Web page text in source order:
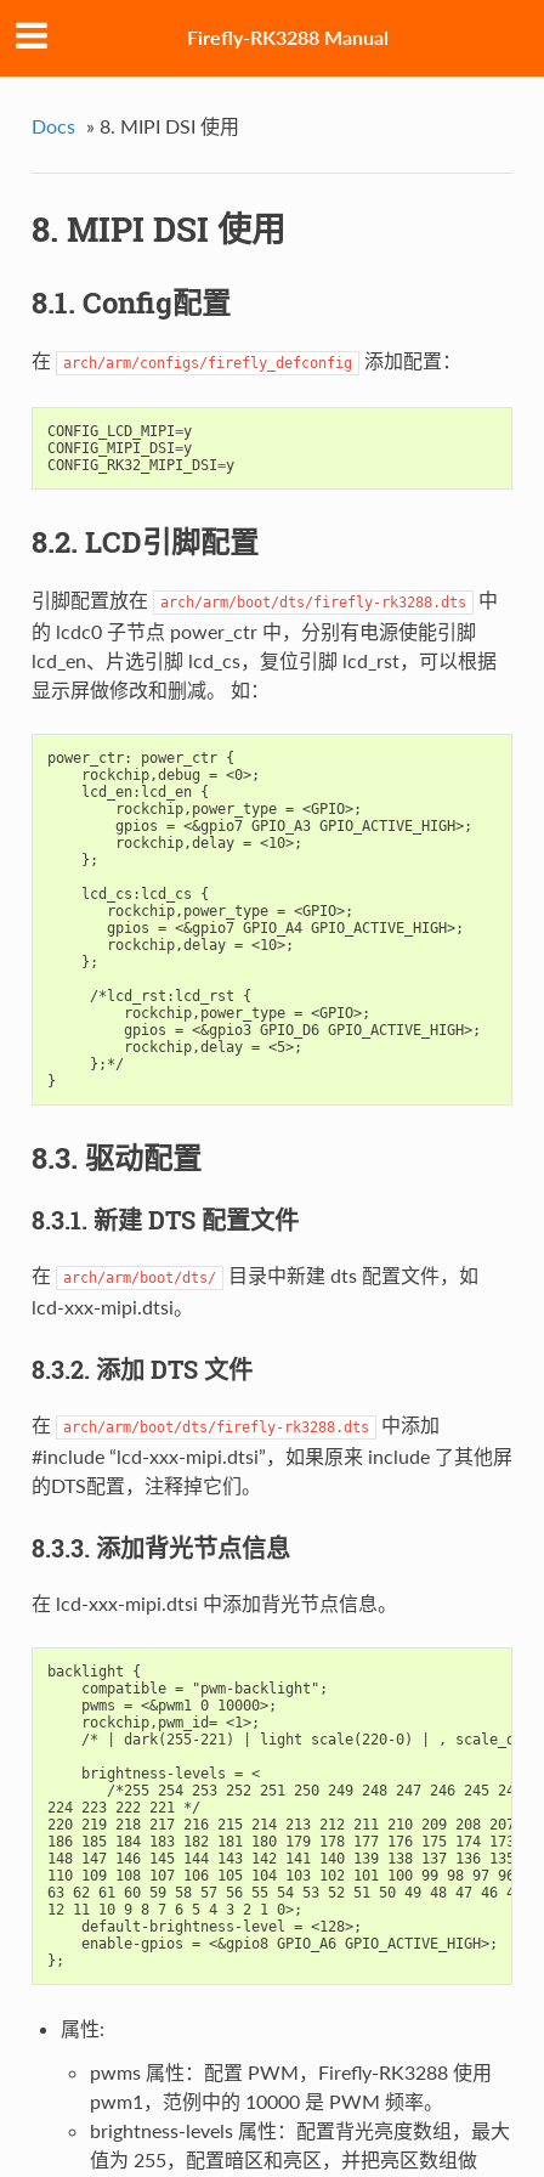
Firefly-RK3288 Manual
Docs » 8. MIPI DSI 使用
8. MIPI DSI 使用
8.1. Config配置
在 arch/arm/configs/firefly_defconfig 添加配置：
CONFIG_LCD_MIPI=y
CONFIG_MIPI_DSI=y
CONFIG_RK32_MIPI_DSI=y
8.2. LCD引脚配置
引脚配置放在 arch/arm/boot/dts/firefly-rk3288.dts
中
的 lcdc0 子节点 power_ctr 中，分别有电源使能引脚
lcd_en、片选引脚 lcd_cs，复位引脚 lcd_rst，可以根据
显示屏做修改和删减。 如：
power_ctr: power_ctr {
    rockchip,debug = <0>;
    lcd_en:lcd_en {
        rockchip,power_type = <GPIO>;
        gpios = <&gpio7 GPIO_A3 GPIO_ACTIVE_HIGH>;
        rockchip,delay = <10>;
    };
    lcd_cs:lcd_cs {
       rockchip,power_type = <GPIO>;
       gpios = <&gpio7 GPIO_A4 GPIO_ACTIVE_HIGH>;
       rockchip,delay = <10>;
    };
     /*lcd_rst:lcd_rst {
         rockchip,power_type = <GPIO>;
         gpios = <&gpio3 GPIO_D6 GPIO_ACTIVE_HIGH>;
         rockchip,delay = <5>;
     };*/
8.3. 驱动配置
8.3.1. 新建 DTS 配置文件
在 arch/arm/boot/dts/
目录中新建 dts 配置文件，如
lcd-xxx-mipi.dtsi。
8.3.2. 添加 DTS 文件
在 arch/arm/boot/dts/firefly-rk3288.dts
中添加
#include “lcd-xxx-mipi.dtsi”，如果原来 include 了其他屏
的DTS配置，注释掉它们。
8.3.3. 添加背光节点信息
在 lcd-xxx-mipi.dtsi 中添加背光节点信息。
backlight {
    compatible = "pwm-backlight";
    pwms = <&pwm1 0 10000>;
    rockchip,pwm_id= <1>;
/* | dark(255-221) | light scale(220-0) | ,
    brightness-levels = <
/*255 254 253 252 251 250 249 248 247 246 245 244
224 223 222 221 */
220 219 218 217 216 215 214 213 212 211 210 209 208 207
186 185 184 183 182 181 180 179 178 177 176 175 174 173
148 147 146 145 144 143 142 141 140 139 138 137 136 135
110 109 108 107 106 105 104 103 102 101 100 99 98 97 96
63 62 61 60 59 58 57 56 55 54 53 52 51 50 49 48 47 46 45
12 11 10 9 8 7 6 5 4 3 2 1 0>;
    default-brightness-level = <128>;
    enable-gpios = <&gpio8 GPIO_A6 GPIO_ACTIVE_HIGH>;
属性:
pwms 属性：配置 PWM，Firefly-RK3288 使用
pwm1，范例中的 10000 是 PWM 频率。
brightness-levels 属性：配置背光亮度数组，最大
值为 255，配置暗区和亮区，并把亮区数组做